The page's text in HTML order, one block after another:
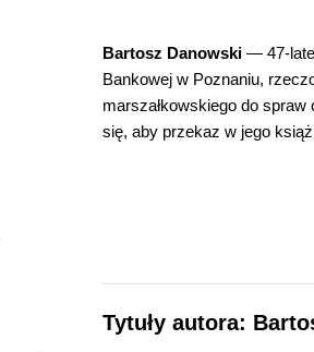
Bartosz Danowski — 47-
Bankowej w Poznaniu,
marszałkowskiego do
się, aby przekaz w jego
Tytuły autora: